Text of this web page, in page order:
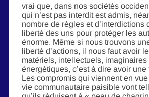
vrai que, dans nos sociétés
qui n’est pas interdit est admis,
nombre de règles et d’interdictions
liberté des uns pour protéger les
énorme. Même si nous trouvons
liberté d’actions, il nous faut avoir
matériels, intellectuels, imaginaires
énergétiques, c’est à dire avoir une
Les compromis qui viennent en
vie communautaire paisible vont